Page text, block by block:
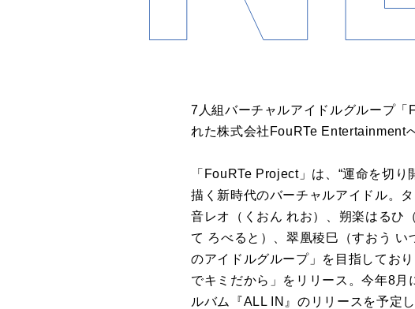
7人組バーチャルアイドルグループ
れた株式会社FouRTe Entertainment
「FouRTe Project」は、“運命を切
描く新時代のバーチャルアイドル。
音レオ（くおん れお）、朔楽はるひ
て ろべると）、翠凰稜巳（すおう
のアイドルグループ」を目指してお
でキミだから」をリリース。今年8
ルバム『ALL IN』のリリースを予定し